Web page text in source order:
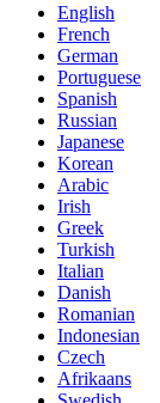
English
French
German
Portuguese
Spanish
Russian
Japanese
Korean
Arabic
Irish
Greek
Turkish
Italian
Danish
Romanian
Indonesian
Czech
Afrikaans